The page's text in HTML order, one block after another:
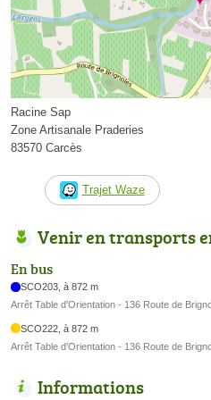
Racine Sap
Zone Artisanale Praderies
83570 Carcès
Trajet Waze
Venir en transports
En bus
SCO203, à 872 m
Arrêt Table d'Orientation - 136 Route de
SCO222, à 872 m
Arrêt Table d'Orientation - 136 Route de
Informations